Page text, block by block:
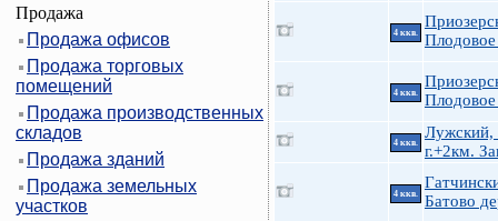
Продажа
Продажа офисов
Продажа торговых
помещений
Продажа производственных
складов
Продажа зданий
Продажа земельных
участков
4 ккв.
4 ккв.
4 ккв.
Лужский,
г.+2км.
4 ккв.
Батово